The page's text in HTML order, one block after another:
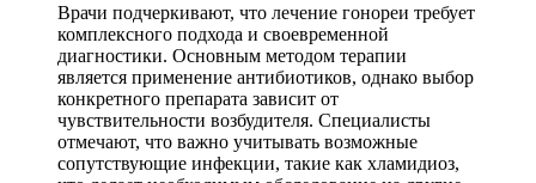
Врачи подчеркивают, что лечение гонореи требует
комплексного подхода и своевременной
диагностики. Основным методом терапии
является применение антибиотиков, однако выбор
конкретного препарата зависит от
чувствительности возбудителя. Специалисты
отмечают, что важно учитывать возможные
сопутствующие инфекции, такие как хламидиоз,